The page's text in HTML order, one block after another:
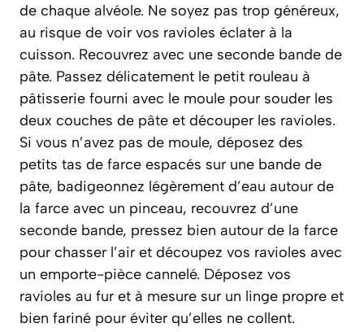
de chaque alvéole. Ne soyez pas trop généreux,
au risque de voir vos ravioles éclater à la
cuisson. Recouvrez avec une seconde bande de
pâte. Passez délicatement le petit rouleau à
pâtisserie fourni avec le moule pour souder les
deux couches de pâte et découper les ravioles.
Si vous n’avez pas de moule, déposez des
petits tas de farce espacés sur une bande de
pâte, badigeonnez légèrement d’eau autour de
la farce avec un pinceau, recouvrez d’une
seconde bande, pressez bien autour de la farce
pour chasser l’air et découpez vos ravioles avec
un emporte-pièce cannelé. Déposez vos
ravioles au fur et à mesure sur un linge propre et
bien fariné pour éviter qu’elles ne collent.